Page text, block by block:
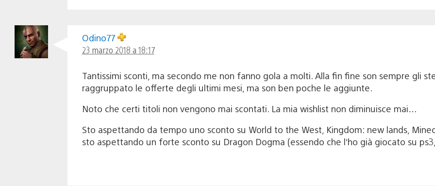
Odino77
23 marzo 2018 a 18:17
Tantissimi sconti, ma secondo me non fanno gola a molti. Alla fin fine son sempre gli
raggruppato le offerte degli ultimi mesi, ma son ben poche le aggiunte.
Noto che certi titoli non vengono mai scontati. La mia wishlist non diminuisce mai…
Sto aspettando da tempo uno sconto su World to the West, Kingdom: new lands,
sto aspettando un forte sconto su Dragon Dogma (essendo che l’ho già giocato su